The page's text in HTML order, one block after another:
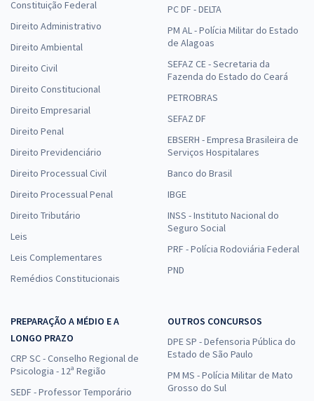
Constituição Federal
Direito Administrativo
Direito Ambiental
Direito Civil
Direito Constitucional
Direito Empresarial
Direito Penal
Direito Previdenciário
Direito Processual Civil
Direito Processual Penal
Direito Tributário
Leis
Leis Complementares
Remédios Constitucionais
PC DF - DELTA
PM AL - Polícia Militar do Estado
de Alagoas
SEFAZ CE - Secretaria da
Fazenda do Estado do Ceará
PETROBRAS
SEFAZ DF
EBSERH - Empresa Brasileira de
Serviços Hospitalares
Banco do Brasil
IBGE
INSS - Instituto Nacional do
Seguro Social
PRF - Polícia Rodoviária Federal
PND
PREPARAÇÃO A MÉDIO E A
LONGO PRAZO
CRP SC - Conselho Regional de
Psicologia - 12ª Região
SEDF - Professor Temporário
OUTROS CONCURSOS
DPE SP - Defensoria Pública do
Estado de São Paulo
PM MS - Polícia Militar de Mato
Grosso do Sul